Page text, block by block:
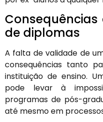
de diplomas
A falta de validade de
consequências tanto
instituição de ensino.
pode levar à
programas de pós-
até mesmo em